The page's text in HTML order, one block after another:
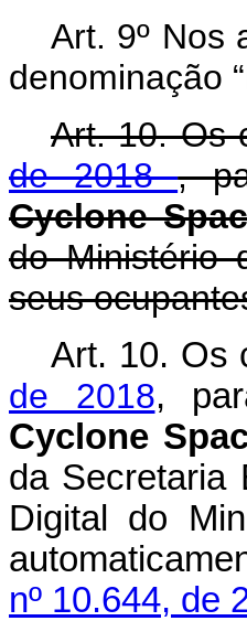
Art. 9º Nos
denominação
Art. 10. Os
de 2018,
Cyclone
do Ministério
seus
Art. 10. Os
de 2018,
Cyclone
da Secretaria
Digital do
nº 10.644, de